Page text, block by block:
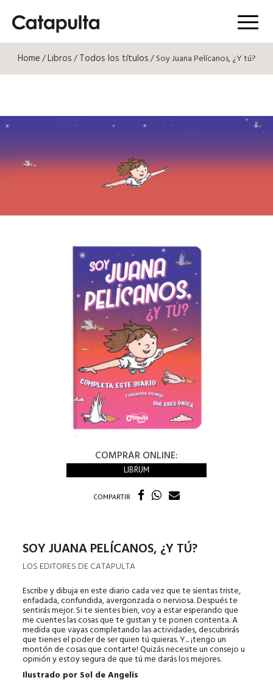
Menú
Home/Libros/Todos los títulos/ Soy Juana Pelícanos, ¿Y tú?
COMPRAR ONLINE:
LIBRUM
COMPARTIR
SOY JUANA PELÍCANOS, ¿Y TÚ?
LOS EDITORES DE CATAPULTA
Escribe y dibuja en este diario cada vez que te sientas triste,
enfadada, confundida, avergonzada o nerviosa. Después te
sentirás mejor. Si te sientes bien, voy a estar esperando que
me cuentes las cosas que te gustan y te ponen contenta. A
medida que vayas completando las actividades, descubrirás
que tienes el poder de ser quien tú quieras. Y... ¡tengo un
montón de cosas que contarte! Quizás necesite un consejo u
opinión y estoy segura de que tú me darás los mejores.
Ilustrado por Sol de Angelis